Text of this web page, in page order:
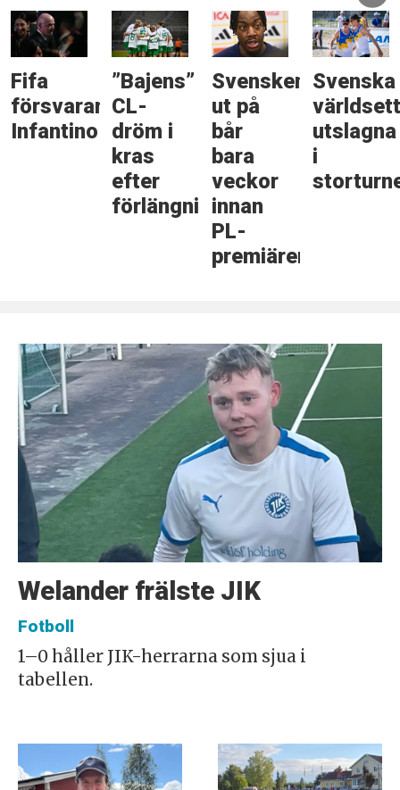
Fifa
försvarar
Infantino
”Bajens”
CL-
dröm i
kras
efter
förlängningsdrama
Svensken
ut på
bår
bara
veckor
innan
PL-
premiären
Svenska
utslagna
i
Welander frälste JIK
Fotboll
1–0 håller JIK-herrarna som sjua i
tabellen.